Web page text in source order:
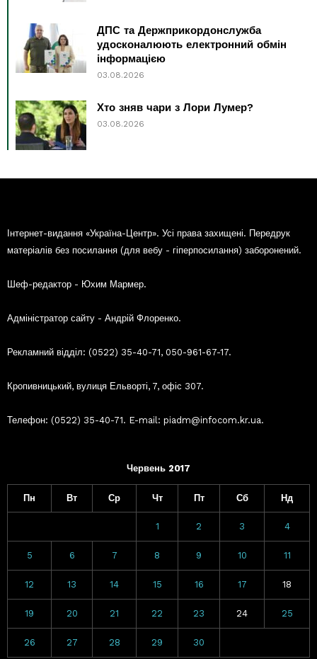
ДПС та Держприкордонслужба
удосконалюють електронний обмін
інформацією
03.08.2026
Хто зняв чари з Лори Лумер?
03.08.2026
Інтернет-видання «Україна-Центр». Усі права захищені. Передрук
матеріалів без посилання (для вебу - гіперпосилання) заборонений.
Шеф-редактор - Юхим Мармер.
Адміністратор сайту - Андрій Флоренко.
Рекламний відділ: (0522) 35-40-71, 050-961-67-17.
Кропивницький, вулиця Ельворті, 7, офіс 307.
Телефон: (0522) 35-40-71. E-mail: piadm@infocom.kr.ua.
Червень 2017
Пн Вт Ср Чт Пт Сб Нд
1 2 3 4
5 6 7 8 9 10 11
12 13 14 15 16 17 18
19 20 21 22 23 24 25
26 27 28 29 30